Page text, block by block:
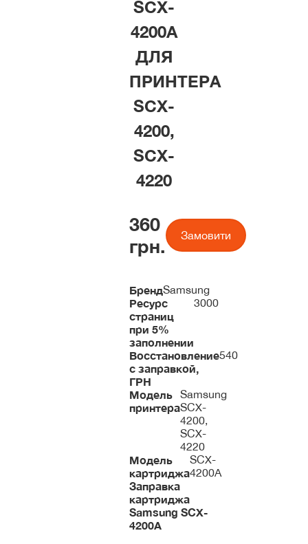
SCX-
4200A
ДЛЯ
ПРИНТЕРА
SCX-
4200,
SCX-
4220
360
грн.
Замовити
БрендSamsung
Ресурс
страниц
при 5%
заполнении
3000
Восстановление
с заправкой,
ГРН
540
Модель
принтера
Samsung
SCX-
4200,
SCX-
4220
Модель
картриджа
SCX-
4200A
Заправка
картриджа
Samsung SCX-
4200A